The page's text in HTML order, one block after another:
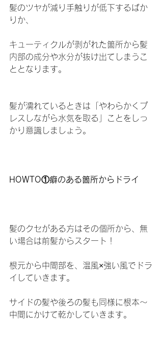
髪のツヤが減り手触りが低下するばか
りか、
キューティクルが剥がれた箇所から髪
内部の成分や水分が抜け出てしまうこ
ととなります。
髪が濡れているときは「やわらかくプ
レスしながら水気を取る」ことをしっ
かり意識しましょう。
HOWTO①癖のある箇所からドライ
髪のクセがある方はその個所から、無
い場合は前髪からスタート！
根元から中間部を、温風×強い風でドラ
イしていきます。
サイドの髪や後ろの髪も同様に根本～
中間にかけて乾かしていきます。